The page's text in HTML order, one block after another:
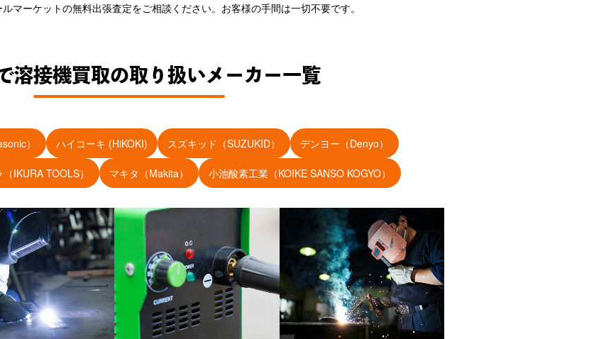
マーケットの無料出張査定をご相談ください。お客様の手間は一切不要です。
溶接機買取の取り扱いメーカー一覧
） ハイコーキ (HiKOKI) スズキッド（SUZUKID） デンヨー（Denyo）
IKURA TOOLS） マキタ（Makita） 小池酸素工業（KOIKE SANSO KOGYO）